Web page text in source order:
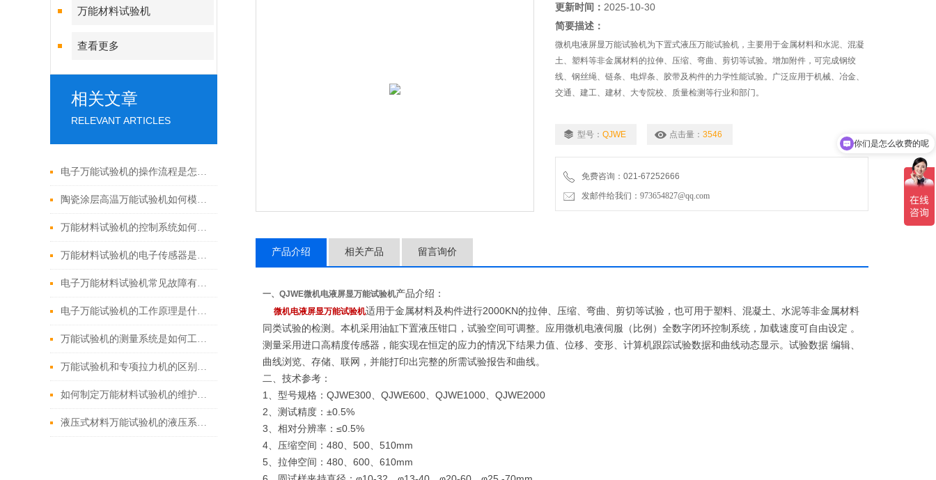
万能材料试验机
查看更多
相关文章
RELEVANT ARTICLES
电子万能试验机的操作流程是怎样的？
陶瓷涂层高温万能试验机如何模拟真实服役环境？
万能材料试验机的控制系统如何进行维护保养？
万能材料试验机的电子传感器是如何工作的？
电子万能材料试验机常见故障有哪些？
电子万能试验机的工作原理是什么？
万能试验机的测量系统是如何工作的？
万能试验机和专项拉力机的区别是什么？
如何制定万能材料试验机的维护计划？
液压式材料万能试验机的液压系统如何进行维护和保养？
更新时间： 2025-10-30
简要描述：
微机电液屏显万能试验机为下置式液压万能试验机，主要用于金属材料和水泥、混凝
土、塑料等非金属材料的拉伸、压缩、弯曲、剪切等试验。增加附件，可完成钢绞
线、钢丝绳、链条、电焊条、胶带及构件的力学性能试验。广泛应用于机械、冶金、
交通、建工、建材、大专院校、质量检测等行业和部门。
型号： QJWE 点击量： 3546
免费咨询：021-67252666
发邮件给我们：973654827@qq.com
产品介绍 相关产品 留言询价
一、 QJWE微机电液屏显万能试验机产品介绍：
微机电液屏显万能试验机适用于金属材料及构件进行2000KN的拉伸、压缩、弯曲、剪切等试验，也可用于塑料、混凝土、水泥等非金属材料
同类试验的检测。本机采用油缸下置液压钳口，试验空间可调整。应用微机电液伺服（比例）全数字闭环控制系统，加载速度可自由设定 。
测量采用进口高精度传感器，能实现在恒定的应力的情况下结果力值、位移、变形、计算机跟踪试验数据和曲线动态显示。试验数据 编辑、
曲线浏览、存储、联网，并能打印出完整的所需试验报告和曲线。
二、技术参考：
1、型号规格：QJWE300、QJWE600、QJWE1000、QJWE2000
2、测试精度：±0.5%
3、相对分辨率：≤0.5%
4、压缩空间：480、500、510mm
5、拉伸空间：480、600、610mm